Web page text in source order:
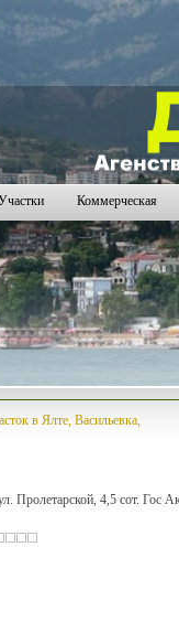
901 902
Коммерческая
в Ялте, Васильевка,
Пролетарской, 4,5 сот. Гос